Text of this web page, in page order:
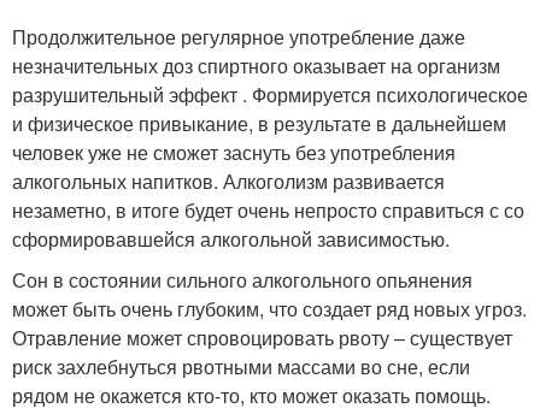
Продолжительное регулярное употребление даже
незначительных доз спиртного оказывает на организм
разрушительный эффект . Формируется психологическое
и физическое привыкание, в результате в дальнейшем
человек уже не сможет заснуть без употребления
алкогольных напитков. Алкоголизм развивается
незаметно, в итоге будет очень непросто справиться с со
сформировавшейся алкогольной зависимостью.
Сон в состоянии сильного алкогольного опьянения
может быть очень глубоким, что создает ряд новых угроз.
Отравление может спровоцировать рвоту – существует
риск захлебнуться рвотными массами во сне, если
рядом не окажется кто-то, кто может оказать помощь.